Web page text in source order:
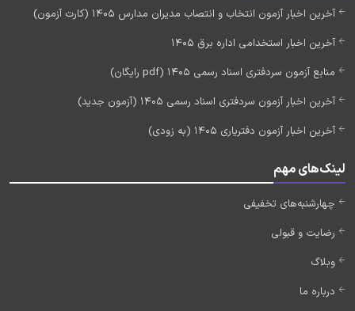
آخرین اخبار آزمون انتخاب و انتصاب مدیران مدارس 1405 (کارت آزمون)
آخرین اخبار استخدامی اداره برق 1405
منابع آزمون سردفتری اسناد رسمی 1405 (pdf رایگان)
آخرین اخبار آزمون سردفتری اسناد رسمی 1405 (آزمون جدید)
آخرین اخبار آزمون دفتریاری 1405 (به زودی)
لینک‌های مهم
چهارشنبه‌های تخفیفی
رضایت و قبولی
وبلاگ
درباره ما